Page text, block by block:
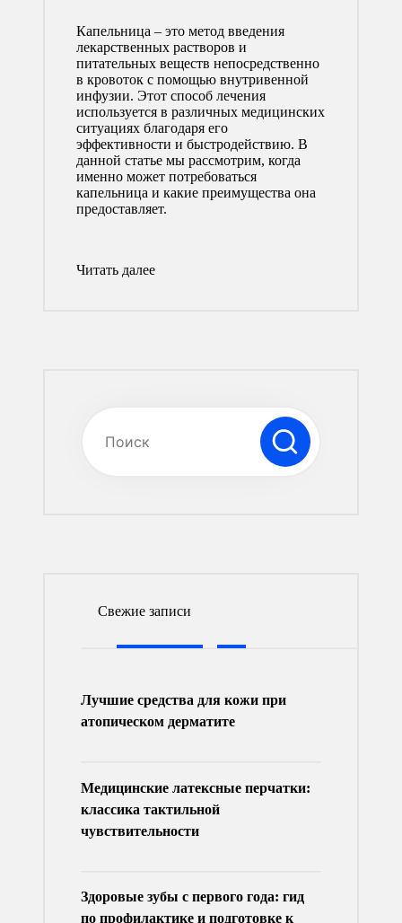
от
Капельница – это метод введения
лекарственных растворов и
питательных веществ непосредственно
в кровоток с помощью внутривенной
инфузии. Этот способ лечения
используется в различных медицинских
ситуациях благодаря его
эффективности и быстродействию. В
данной статье мы рассмотрим, когда
именно может потребоваться
капельница и какие преимущества она
предоставляет.
Читать далее
Свежие записи
Лучшие средства для кожи при
атопическом дерматите
Медицинские латексные перчатки:
классика тактильной
чувствительности
Здоровые зубы с первого года: гид
по профилактике и подготовке к